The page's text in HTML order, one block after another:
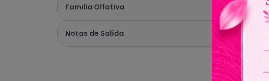
Familia Olfativa
Notas de Salida